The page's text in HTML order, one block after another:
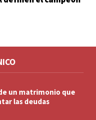
un matrimonio que
las deudas